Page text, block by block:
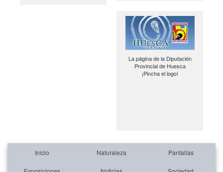
La página de la Diputación
Provincial de Huesca
¡Pincha el logo!
Inicio Naturaleza Pantallas